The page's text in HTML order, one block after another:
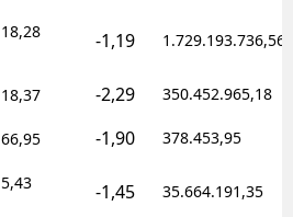
18,28 -1,19 1.729.193.736,56
18,37 -2,29 350.452.965,18
66,95 -1,90 378.453,95
5,43 -1,45 35.664.191,35